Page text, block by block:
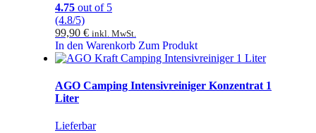
4.75 out of 5
(4.8/5)
99,90 € inkl. MwSt.
In den Warenkorb Zum Produkt
AGO Camping Intensivreiniger Konzentrat 1
Liter
Lieferbar